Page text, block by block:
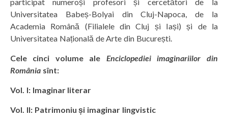
participat numeroși profesori și cercetători de la
Universitatea Babeș-Bolyai din Cluj-Napoca, de la
Academia Română (Filialele din Cluj și Iași) și de la
Universitatea Națională de Arte din București.
Cele cinci volume ale Enciclopediei imaginariilor din
România sînt:
Vol. I: Imaginar literar
Vol. II: Patrimoniu și imaginar lingvistic